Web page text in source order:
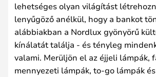
lehetséges olyan világítást
lenyűgöző anélkül, hogy a bankot
alábbiakban a Nordlux gyönyörű
kínálatát találja - és tényleg
valami. Merüljön el az éjjeli lámpák,
mennyezeti lámpák, to-go lámpák